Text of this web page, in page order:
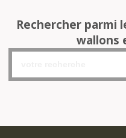
Rechercher parmi
wallons